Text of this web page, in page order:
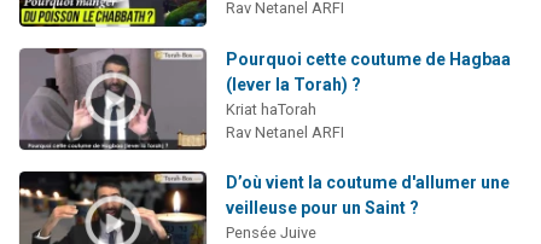
Rav Netanel ARFI
Pourquoi cette coutume de Hagbaa
(lever la Torah) ?
Kriat haTorah
Rav Netanel ARFI
D’où vient la coutume d'allumer une
veilleuse pour un Saint ?
Pensée Juive